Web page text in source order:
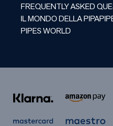
FREQUENTLY ASKED
IL MONDO DELLA PIPA
PIPES WORLD